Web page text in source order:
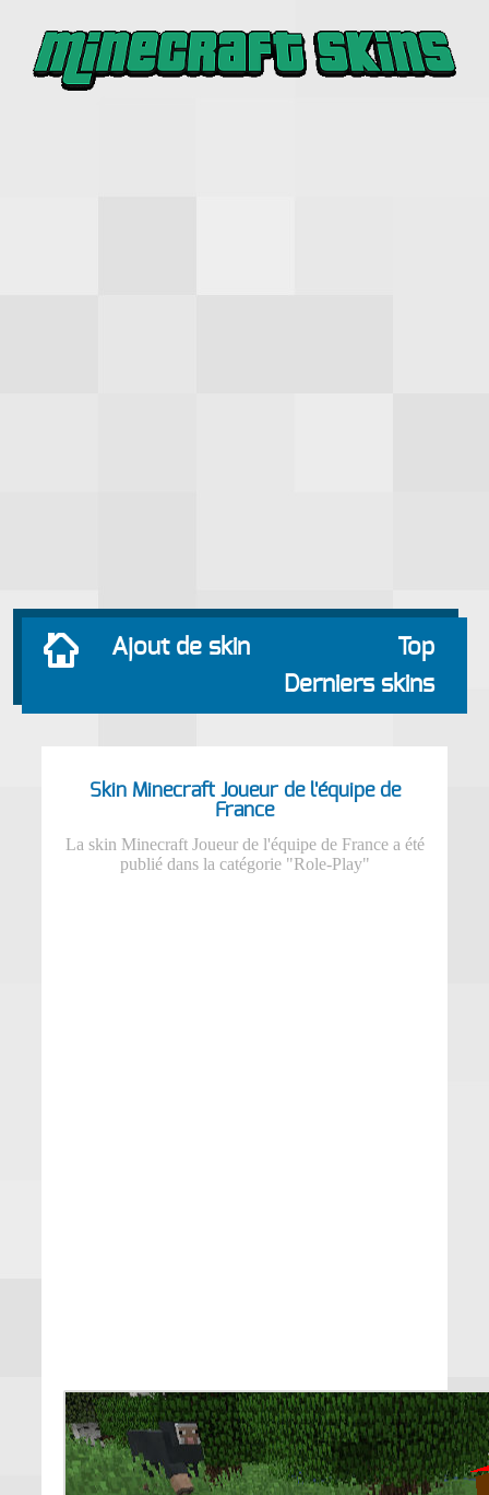
Ajout de skin
Top
Derniers skins
Skin Minecraft Joueur de l'équipe de
France
La skin Minecraft Joueur de l'équipe de France a été
publié dans la catégorie "Role-Play"